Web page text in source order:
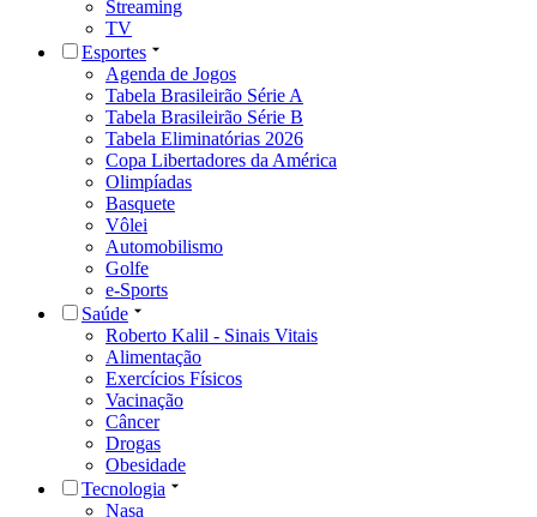
Streaming
TV
Esportes
Agenda de Jogos
Tabela Brasileirão Série A
Tabela Brasileirão Série B
Tabela Eliminatórias 2026
Copa Libertadores da América
Olimpíadas
Basquete
Vôlei
Automobilismo
Golfe
e-Sports
Saúde
Roberto Kalil - Sinais Vitais
Alimentação
Exercícios Físicos
Vacinação
Câncer
Drogas
Obesidade
Tecnologia
Nasa